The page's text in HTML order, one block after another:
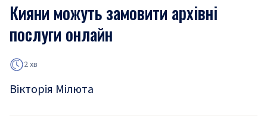
Кияни можуть замовити архівні
послуги онлайн
2 хв
Вікторія Мілюта